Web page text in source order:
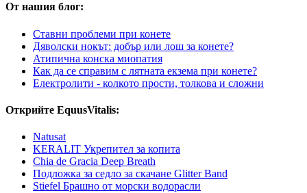
От нашия блог:
Ставни проблеми при конете
Дяволски нокът: добър или лош за конете?
Атипична конска миопатия
Как да се справим с лятната екзема при конете?
Електролити - колкото прости, толкова и сложни
Открийте EquusVitalis:
Natusat
KERALIT Укрепител за копита
Chia de Gracia Deep Breath
Подложка за седло за скачане Glitter Band
Stiefel Брашно от морски водорасли